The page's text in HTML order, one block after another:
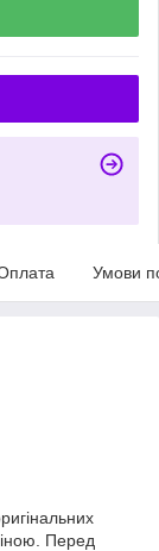
Умови
Перед